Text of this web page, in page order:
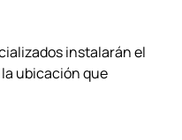
electrónico y/o
instalarán el
ubicación que